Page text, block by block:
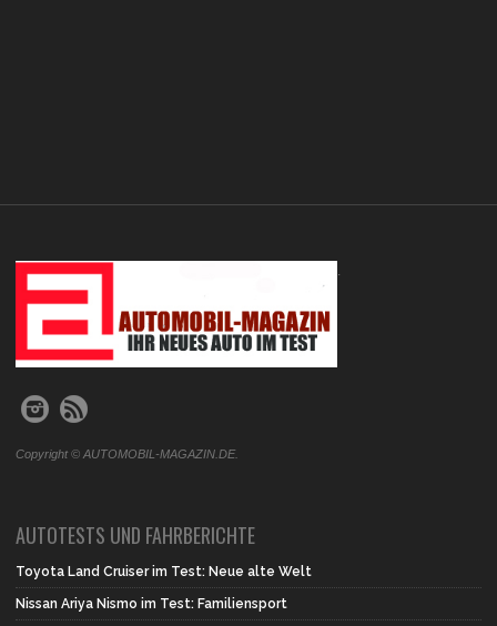
.
Copyright © AUTOMOBIL-MAGAZIN.DE.
AUTOTESTS UND FAHRBERICHTE
Toyota Land Cruiser im Test: Neue alte Welt
Nissan Ariya Nismo im Test: Familiensport